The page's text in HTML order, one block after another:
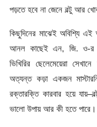
পড়তে হবে না জেনে বল্টু আর
কিছুদিনের মাঝেই অবিশ্যি
আনল কাছেই এন, জি. ও-র
ভিখিরির ছেলেমেয়েরা
অত্যন্ত কড়া একজন
রক্তারক্তি কারবার হয়ে
ভালো উপায় আর কী হতে পারে।